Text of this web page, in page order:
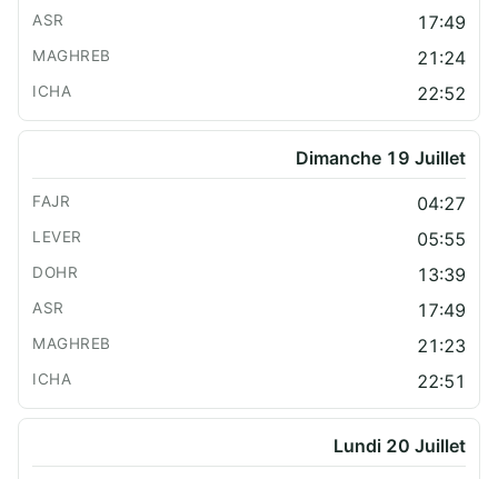
17:49
21:24
22:52
Dimanche 19 Juillet
04:27
05:55
13:39
17:49
21:23
22:51
Lundi 20 Juillet